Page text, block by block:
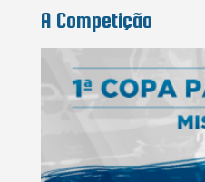
A Competição